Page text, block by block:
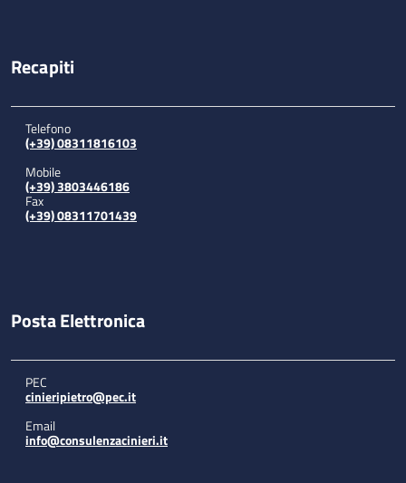
Recapiti
Telefono
(+39) 08311816103
Mobile
(+39) 3803446186
Fax
(+39) 08311701439
Posta Elettronica
PEC
cinieripietro@pec.it
Email
info@consulenzacinieri.it